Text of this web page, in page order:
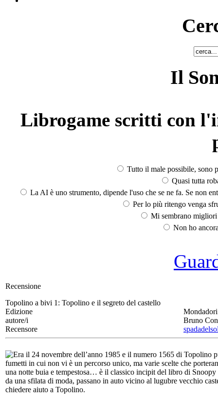
Il
Librogame scritti con
Tutto il male possibile, sono
Quasi tutta
La AI è uno strumento, dipende l'uso che se ne fa. Se non
Per lo più ritengo venga
Mi sembrano
Non ho
Recensione
Topolino a bivi 1: Topolino e il segreto del castello
Edizione
autore/i
Bruno
Recensore
Era il 24 novembre dell’anno 1985 e il numero 1565 di Topolino
fumetti in cui non vi è un percorso unico, ma varie scelte che
una notte buia e tempestosa… è il classico incipit del libro di
da una sfilata di moda, passano in auto vicino al lugubre vecchio
chiedere aiuto a Topolino.